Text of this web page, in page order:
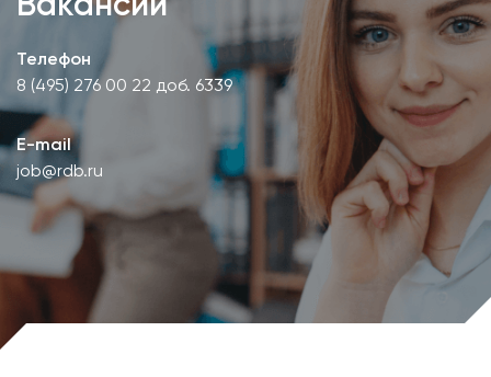
Телефон
8 (495) 276 00 22 доб. 6339
E-mail
job@rdb.ru